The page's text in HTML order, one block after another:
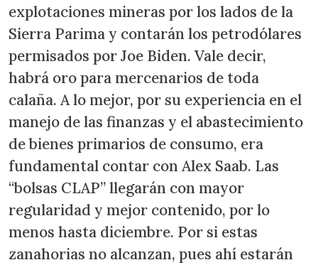
explotaciones mineras por los lados de la
Sierra Parima y contarán los petrodólares
permisados por Joe Biden. Vale decir,
habrá oro para mercenarios de toda
calaña. A lo mejor, por su experiencia en el
manejo de las finanzas y el abastecimiento
de bienes primarios de consumo, era
fundamental contar con Alex Saab. Las
“bolsas CLAP” llegarán con mayor
regularidad y mejor contenido, por lo
menos hasta diciembre. Por si estas
zanahorias no alcanzan, pues ahí estarán